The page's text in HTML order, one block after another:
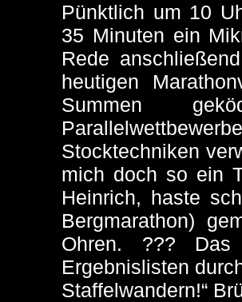
Pünktlich um 10
35 Minuten ein
Rede
heutigen
Summen
Stocktechniken
mich doch so ein
Heinrich, haste
Bergmarathon)
Ohren. ???
Ergebnislisten
Staffelwandern!“